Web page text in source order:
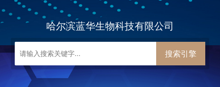
哈尔滨蓝华生物科技有限公司
搜索引擎